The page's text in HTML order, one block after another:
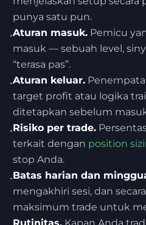
punya satu pun.
•Aturan masuk. Pemicu
masuk — sebuah level,
“terasa pas”.
•Aturan keluar.
target profit atau logika
ditetapkan sebelum
•Risiko per trade.
terkait dengan position
stop Anda.
•Batas harian dan
mengakhiri sesi, dan
maksimum trade untuk